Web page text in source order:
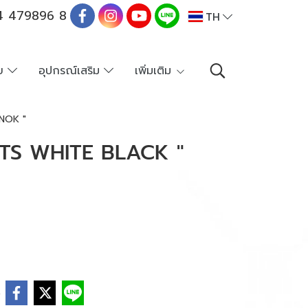
8 TH
อุปกรณ์เสริม เพิ่มเติม
"
WHITE BLACK "